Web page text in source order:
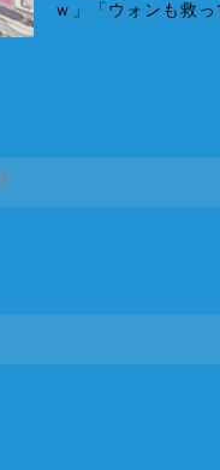
ｗ」「ウォンも救っ